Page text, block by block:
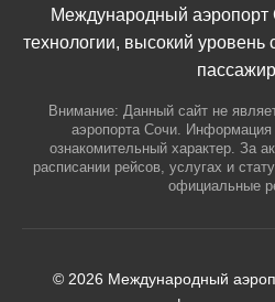
Международный
технологии, высокий
Внимание: Данный сайт не
аэропорта Сочи. Информация
ознакомительный характер. За
расписании рейсов, услугах и
официальные
© 2026 Международный